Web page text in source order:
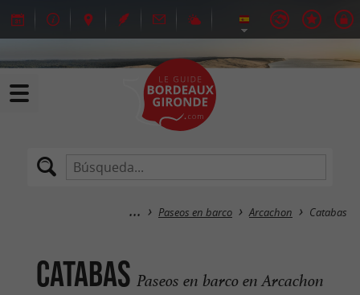
Paseos en barco Arcachon Catabas
Catabas Paseos en barco en Arcachon